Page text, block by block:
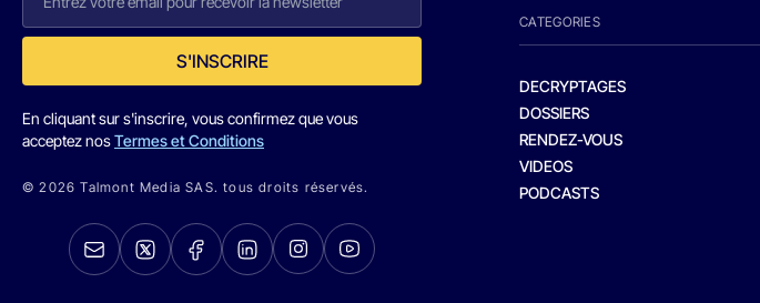
S'INSCRIRE
En cliquant sur s'inscrire, vous confirmez que vous
acceptez nosTermes et Conditions
© 2026 Talmont Media SAS. tous droits réservés.
CATEGORIES
DECRYPTAGES
DOSSIERS
RENDEZ-VOUS
VIDEOS
PODCASTS